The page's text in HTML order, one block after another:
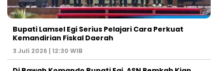
Bupati Lamsel Egi Serius Pelajari Cara Perkuat
Kemandirian Fiskal Daerah
3 Juli 2026 | 12:30 WIB